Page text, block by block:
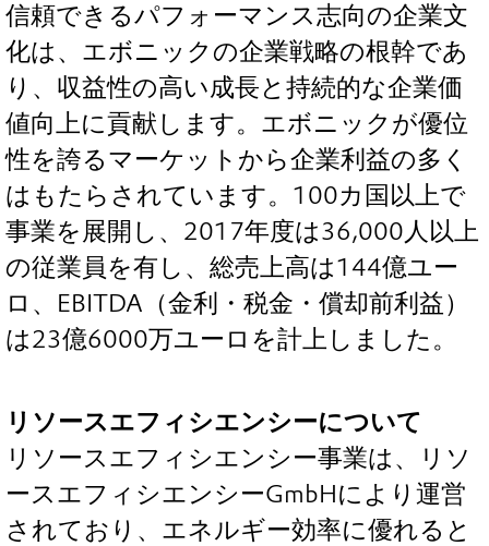
信頼できるパフォーマンス志向の企業文
化は、エボニックの企業戦略の根幹であ
り、収益性の高い成長と持続的な企業価
値向上に貢献します。エボニックが優位
性を誇るマーケットから企業利益の多く
はもたらされています。100カ国以上で
事業を展開し、2017年度は36,000人以上
の従業員を有し、総売上高は144億ユー
ロ、EBITDA（金利・税金・償却前利益）
は23億6000万ユーロを計上しました。
リソースエフィシエンシーについて
リソースエフィシエンシー事業は、リソ
ースエフィシエンシーGmbHにより運営
されており、エネルギー効率に優れると